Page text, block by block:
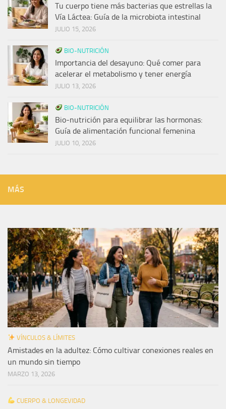
Tu cuerpo tiene más bacterias que estrellas la
Vía Láctea: Guía de la microbiota intestinal
JULIO 15, 2026
BIO-NUTRICIÓN
Importancia del desayuno: Qué comer para
acelerar el metabolismo y tener energía
JULIO 13, 2026
BIO-NUTRICIÓN
Bio-nutrición para equilibrar las hormonas:
Guía de alimentación funcional femenina
JULIO 10, 2026
MÁS
VÍNCULOS & LÍMITES
Amistades en la adultez: Cómo cultivar conexiones reales en
un mundo sin tiempo
MARZO 13, 2026
CUERPO & LONGEVIDAD